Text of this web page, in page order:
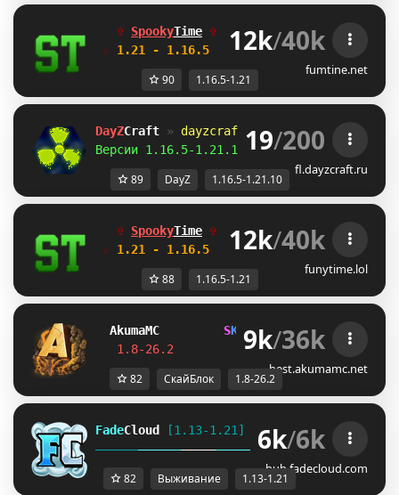
✞ SpookyTime ✞ Идеальные режимы
☆ 1.21 - 1.16.5 ☆ для тебя и друзей!
12k/40k
fumtine.net
90 1.16.5-1.21
DayZCraft »
dayzcraft.ru
Версии 1.16.5-1.21.10 | Зомби апокалипсис!
19/200
fl.dayzcraft.ru
89 DayZ 1.16.5-1.21.10
✞ SpookyTime ✞ Идеальные режимы
☆ 1.21 - 1.16.5 ☆ для тебя и друзей!
12k/40k
funytime.lol
88 1.16.5-1.21
AkumaMC SK YBL O K J US T E
1.8-26.2
Join Now ┃ discord.gg/
9k/36k
best.akumamc.net
82 СкайБлок 1.8-26.2
FadeCloud [1.13-1.21] PRISON GENS
6k/6k
hub.fadecloud.com
82 Выживание 1.13-1.21